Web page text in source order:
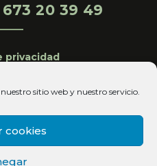
sitio web y nuestro servicio.
cookies
673 20 39 49
privacidad
Royal All Rights